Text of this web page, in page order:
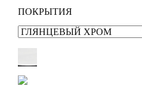
ПОКРЫТИЯ